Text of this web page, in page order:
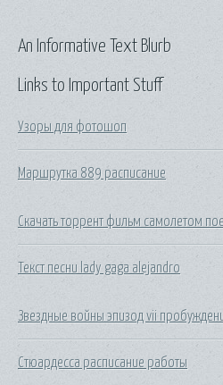
Links to Important Stuff
Узоры для фотошоп
Маршрутка 889 расписание
Скачать торрент фильм самолетом
Текст песни lady gaga alejandro
Звездные войны эпизод vii
Стюардесса расписание работы
An Informative Text Blurb